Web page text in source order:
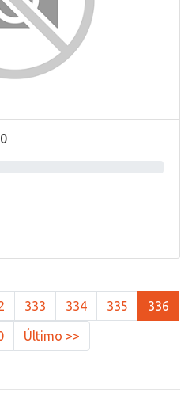
333 334 335 336
Último >>